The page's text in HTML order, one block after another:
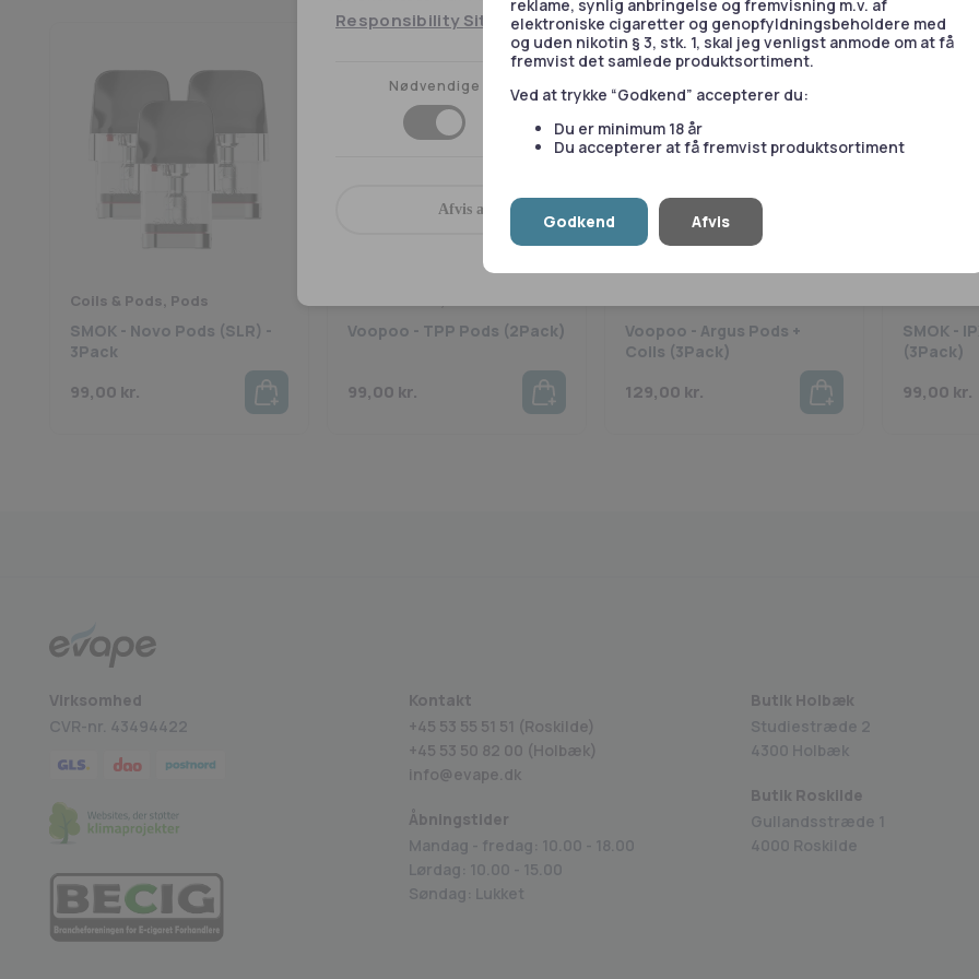
reklame, synlig anbringelse og fremvisning m.v. af
elektroniske cigaretter og genopfyldningsbeholdere med
og uden nikotin § 3, stk. 1, skal jeg venligst anmode om at få
fremvist det samlede produktsortiment.
Ved at trykke “Godkend” accepterer du:
Du er minimum 18 år
Du accepterer at få fremvist produktsortiment
Godkend Afvis
Coils & Pods, Pods
SMOK - Novo Pods (SLR) -
3Pack
99,00 kr.
Voopoo - TPP Pods (2Pack)
99,00 kr.
Voopoo - Argus Pods +
Coils (3Pack)
129,00 kr.
SMOK -
(3Pack)
99,00 kr.
Virksomhed
CVR-nr. 43494422
Kontakt
+45 53 55 51 51 (Roskilde)
+45 53 50 82 00 (Holbæk)
info@evape.dk
Åbningstider
Mandag - fredag: 10.00 - 18.00
Lørdag: 10.00 - 15.00
Søndag: Lukket
Butik Holbæk
Studiestræde 2
4300 Holbæk
Butik Roskilde
Gullandsstræde 1
4000 Roskilde
Responsibility Site
Nødvendige Statistik
Tillad valgte
Afvis alle